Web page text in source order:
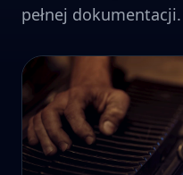
pełnej dokumentacji.